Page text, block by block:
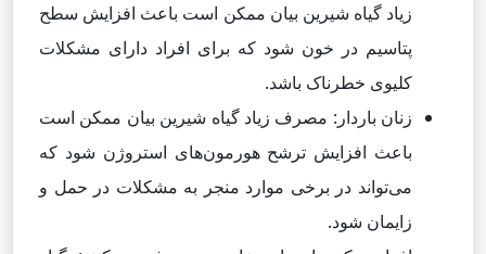
زیاد گیاه شیرین بیان ممکن است باعث افزایش سطح
پتاسیم در خون شود که برای افراد دارای مشکلات
کلیوی خطرناک باشد.
زنان باردار: مصرف زیاد گیاه شیرین بیان ممکن است
باعث افزایش ترشح هورمون‌های استروژن شود که
می‌تواند در برخی موارد منجر به مشکلات در حمل و
زایمان شود.